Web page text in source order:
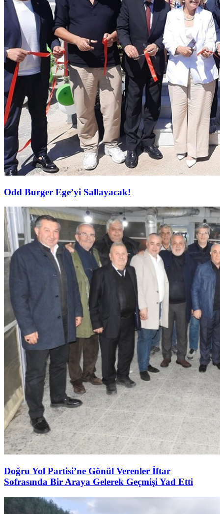
Odd Burger Ege’yi Sallayacak!
Doğru Yol Partisi’ne Gönül Verenler İftar
Sofrasında Bir Araya Gelerek Geçmişi Yad Etti